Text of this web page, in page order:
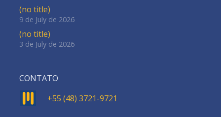
(no title)
9 de July de 2026
(no title)
3 de July de 2026
CONTATO
+55 (48) 3721-9721